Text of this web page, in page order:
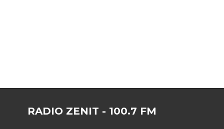
RADIO ZENIT - 100.7 FM